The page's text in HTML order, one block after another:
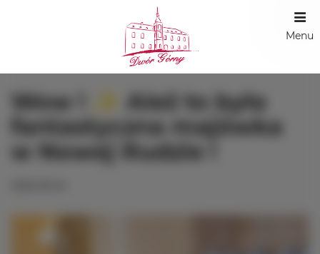
Menu
Wow ! ✨ Ależ to była
fantastyczna majówka
w Nowej Rudzie !